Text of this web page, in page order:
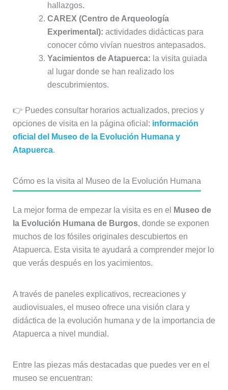
hallazgos.
CAREX (Centro de Arqueología
Experimental): actividades didácticas para
conocer cómo vivían nuestros antepasados.
Yacimientos de Atapuerca: la visita guiada
al lugar donde se han realizado los
descubrimientos.
👉 Puedes consultar horarios actualizados, precios y
opciones de visita en la página oficial: información
oficial del Museo de la Evolución Humana y
Atapuerca.
Cómo es la visita al Museo de la Evolución Humana
La mejor forma de empezar la visita es en el
Museo de
la Evolución Humana de Burgos, donde se exponen
muchos de los fósiles originales descubiertos en
Atapuerca. Esta visita te ayudará a comprender mejor lo
que verás después en los yacimientos.
A través de paneles explicativos, recreaciones y
audiovisuales, el museo ofrece una visión clara y
didáctica de la evolución humana y de la importancia de
Atapuerca a nivel mundial.
Entre las piezas más destacadas que puedes ver en el
museo se encuentran: